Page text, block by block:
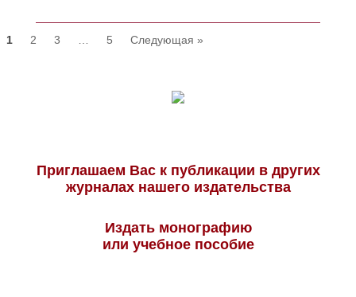
1 2 3 5 Следующая »
Приглашаем Вас к публикации в других
журналах нашего издательства
Издать монографию
или учебное пособие